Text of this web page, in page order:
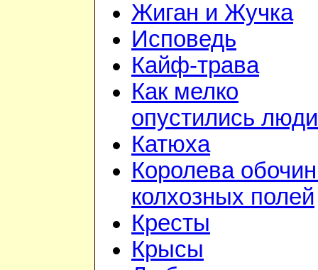
Жиган и Жучка
Исповедь
Кайф-трава
Как мелко
опустились люди
Катюха
Королева
колхозных полей
Кресты
Крысы